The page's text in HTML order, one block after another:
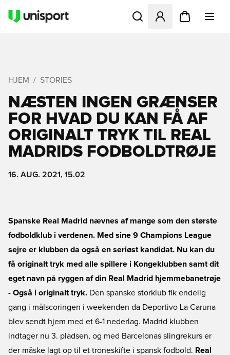
Åbner en Modal til at
HJEM STORIES
NÆSTEN INGEN GRÆNSER
FOR HVAD DU KAN FÅ AF
ORIGINALT TRYK TIL REAL
MADRIDS FODBOLDTRØJE
16. AUG. 2021, 15.02
Spanske Real Madrid nævnes af mange som den største
fodboldklub i verdenen. Med sine 9 Champions League
sejre er klubben da også en seriøst kandidat. Nu kan du
få originalt tryk med alle spillere i Kongeklubben samt dit
eget navn på ryggen af din Real Madrid hjemmebanetrøje
- Også i originalt tryk. Den spanske storklub fik endelig
gang i målscoringen i weekenden da Deportivo La Caruna
blev sendt hjem med et 6-1 nederlag. Madrid klubben
indtager nu 3. pladsen, og med Barcelonas slingrekurs er
der måske lagt op til et troneskifte i spansk fodbold. Real